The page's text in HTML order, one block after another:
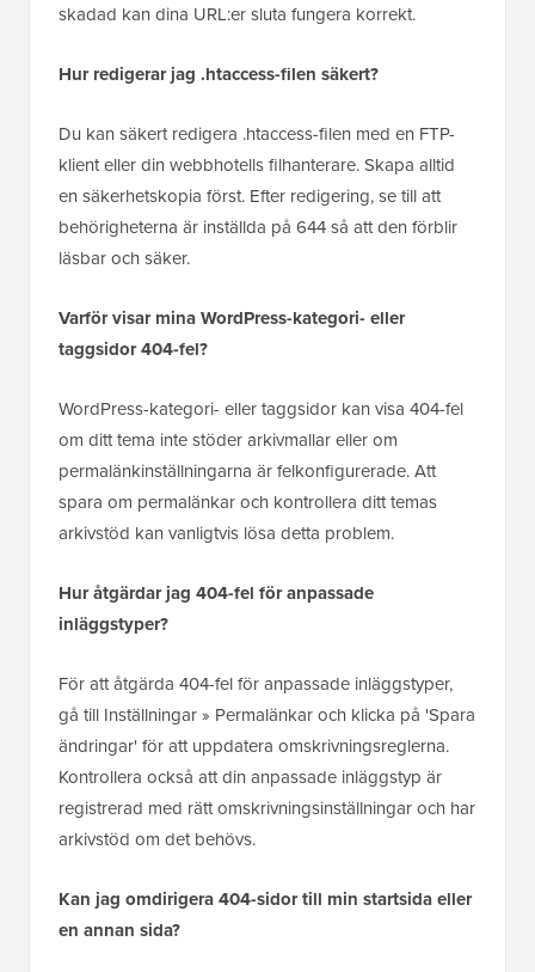
skadad kan dina URL:er sluta fungera korrekt.
Hur redigerar jag .htaccess-filen säkert?
Du kan säkert redigera .htaccess-filen med en FTP-
klient eller din webbhotells filhanterare. Skapa alltid
en säkerhetskopia först. Efter redigering, se till att
behörigheterna är inställda på 644 så att den förblir
läsbar och säker.
Varför visar mina WordPress-kategori- eller
taggsidor 404-fel?
WordPress-kategori- eller taggsidor kan visa 404-fel
om ditt tema inte stöder arkivmallar eller om
permalänkinställningarna är felkonfigurerade. Att
spara om permalänkar och kontrollera ditt temas
arkivstöd kan vanligtvis lösa detta problem.
Hur åtgärdar jag 404-fel för anpassade
inläggstyper?
För att åtgärda 404-fel för anpassade inläggstyper,
gå till Inställningar » Permalänkar och klicka på 'Spara
ändringar' för att uppdatera omskrivningsreglerna.
Kontrollera också att din anpassade inläggstyp är
registrerad med rätt omskrivningsinställningar och har
arkivstöd om det behövs.
Kan jag omdirigera 404-sidor till min startsida eller
en annan sida?